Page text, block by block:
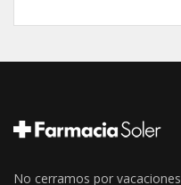
No cerramos por vacaciones